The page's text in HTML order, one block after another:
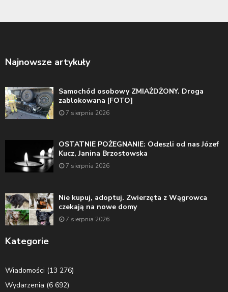
Najnowsze artykuły
Samochód osobowy ZMIAŻDŻONY. Droga
zablokowana [FOTO]
7 sierpnia 2026
OSTATNIE POŻEGNANIE: Odeszli od nas Józef
Kucz, Janina Brzostowska
7 sierpnia 2026
Nie kupuj, adoptuj. Zwierzęta z Wągrowca
czekają na nowe domy
7 sierpnia 2026
Kategorie
Wiadomości (13 276)
Wydarzenia (6 692)